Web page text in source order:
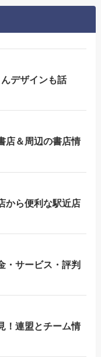
デザインも話
店＆周辺の書店情
から便利な駅近店
・サービス・評判
！連盟とチーム情